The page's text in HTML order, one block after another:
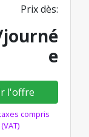
Prix dès:
journé
e
l'offre
compris
(VAT)